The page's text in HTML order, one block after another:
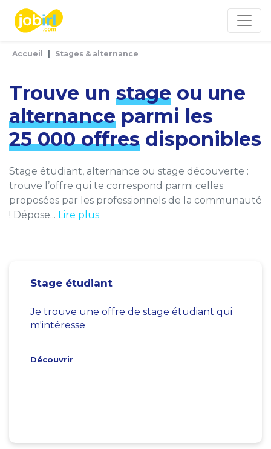
Accueil Stages & alternance
Trouve un stage ou une
alternance parmi les
25 000 offres disponibles
Stage étudiant, alternance ou stage découverte :
trouve l’offre qui te correspond parmi celles
proposées par les professionnels de la communauté
! Dépose... Lire plus
Stage étudiant
Je trouve une offre de stage étudiant qui
m'intéresse
Découvrir
Panneau de gestion des cookies